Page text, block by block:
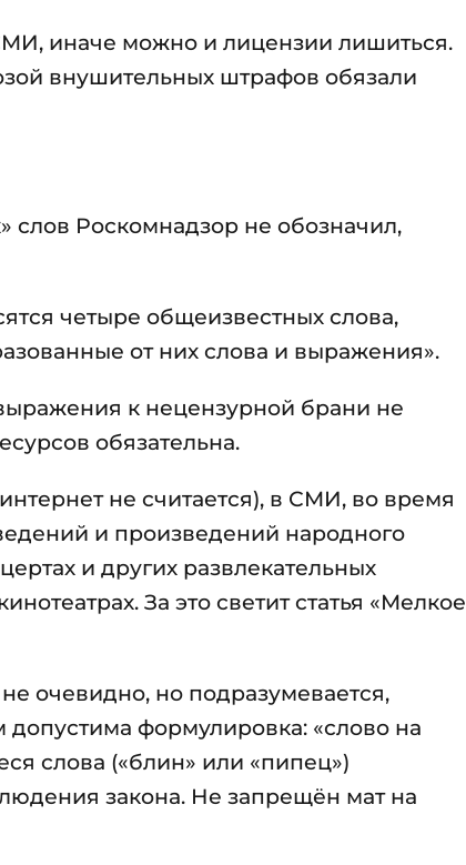
иначе можно и лицензии лишиться.
внушительных штрафов обязали
слов Роскомнадзор не обозначил,
четыре общеизвестных слова,
от них слова и выражения».
к нецензурной брани не
обязательна.
не считается), в СМИ, во время
и произведений народного
и других развлекательных
За это светит статья «Мелкое
очевидно, но подразумевается,
формулировка: «слово на
слова («блин» или «пипец»)
закона. Не запрещён мат на